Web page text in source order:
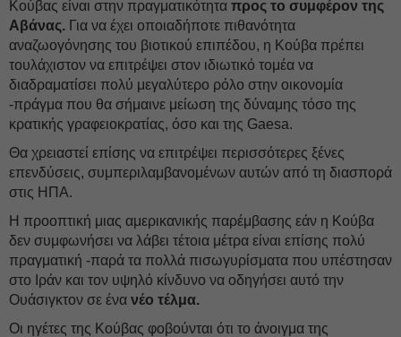
Κούβας είναι στην πραγματικότητα προς το συμφέρον της
Αβάνας. Για να έχει οποιαδήποτε πιθανότητα
αναζωογόνησης του βιοτικού επιπέδου, η Κούβα πρέπει
τουλάχιστον να επιτρέψει στον ιδιωτικό τομέα να
διαδραματίσει πολύ μεγαλύτερο ρόλο στην οικονομία
-πράγμα που θα σήμαινε μείωση της δύναμης τόσο της
κρατικής γραφειοκρατίας, όσο και της Gaesa.
Θα χρειαστεί επίσης να επιτρέψει περισσότερες ξένες
επενδύσεις, συμπεριλαμβανομένων αυτών από τη διασπορά
στις ΗΠΑ.
Η προοπτική μιας αμερικανικής παρέμβασης εάν η Κούβα
δεν συμφωνήσει να λάβει τέτοια μέτρα είναι επίσης πολύ
πραγματική -παρά τα πολλά πισωγυρίσματα που υπέστησαν
στο Ιράν και τον υψηλό κίνδυνο να οδηγήσει αυτό την
Ουάσιγκτον σε ένα νέο τέλμα.
Οι ηγέτες της Κούβας φοβούνται ότι το άνοιγμα της